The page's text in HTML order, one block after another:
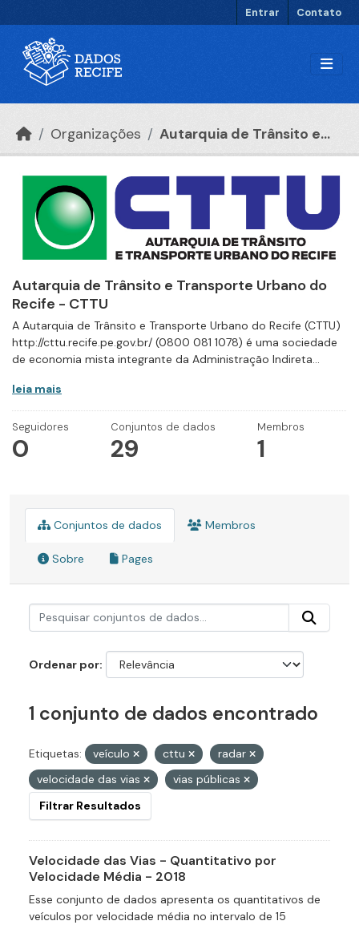
Entrar Contato
Organizações Autarquia de Trânsito e...
Autarquia de Trânsito e Transporte Urbano do
Recife - CTTU
A Autarquia de Trânsito e Transporte Urbano do Recife (CTTU)
http://cttu.recife.pe.gov.br/ (0800 081 1078) é uma sociedade
de economia mista integrante da Administração Indireta...
leia mais
Seguidores
0
Conjuntos de dados
29
Membros
1
Conjuntos de dados Membros
Sobre Pages
Ordenar por
1 conjunto de dados encontrado
Etiquetas: veículo cttu
radar
velocidade das vias
vias públicas
Filtrar Resultados
Velocidade das Vias - Quantitativo por
Velocidade Média - 2018
Esse conjunto de dados apresenta os quantitativos de
veículos por velocidade média no intervalo de 15